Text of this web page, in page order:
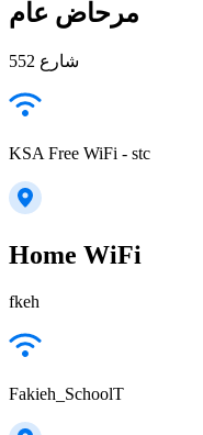
مرحاض عام
شارع 552
KSA Free WiFi - stc
Home WiFi
fkeh
Fakieh_SchoolT